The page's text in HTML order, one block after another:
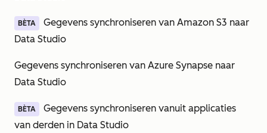
BÈTA
Gegevens synchroniseren van Amazon S3 naar
Data Studio
Gegevens synchroniseren van Azure Synapse naar
Data Studio
BÈTA
Gegevens synchroniseren vanuit applicaties
van derden in Data Studio